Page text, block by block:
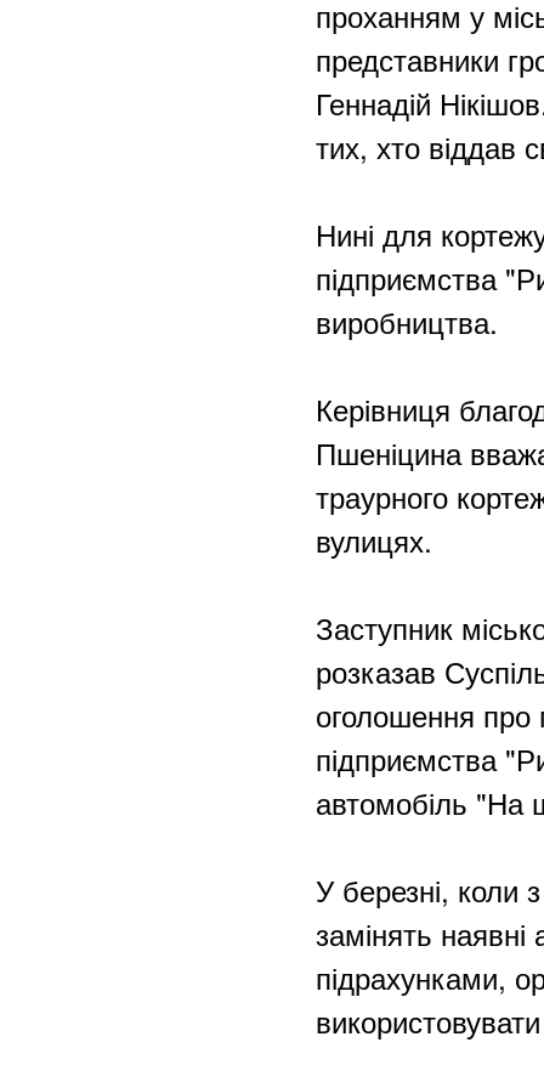
проханням у
представники
Геннадій
тих, хто віддав
Нині для
підприємства
виробництва.
Керівниця
Пшеніцина
траурного
вулицях.
Заступник
розказав
оголошення про
підприємства
автомобіль "На
У березні, коли
замінять наявні
підрахунками,